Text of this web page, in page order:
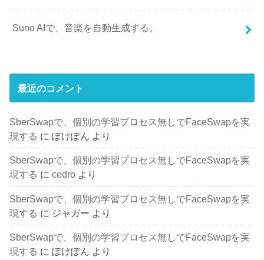
Suno AIで、音楽を自動生成する。
最近のコメント
SberSwapで、個別の学習プロセス無しでFaceSwapを実
現する にぽけぽん より
SberSwapで、個別の学習プロセス無しでFaceSwapを実
現する にcedro より
SberSwapで、個別の学習プロセス無しでFaceSwapを実
現する に ジャガー より
SberSwapで、個別の学習プロセス無しでFaceSwapを実
現する にぽけぽん より